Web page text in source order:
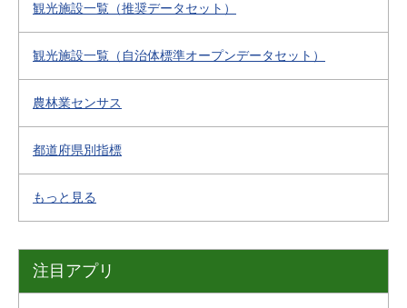
観光施設一覧（推奨データセット）
観光施設一覧（自治体標準オープンデータセット）
農林業センサス
都道府県別指標
もっと見る
注目アプリ